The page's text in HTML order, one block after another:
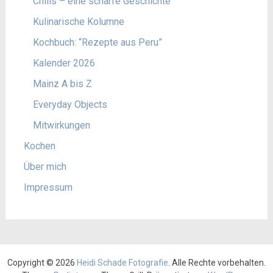
Kulinarische Kolumne
Kochbuch: “Rezepte aus Peru”
Kalender 2026
Mainz A bis Z
Everyday Objects
Mitwirkungen
Kochen
Über mich
Impressum
Copyright © 2026 Heidi Schade Fotografie . Alle Rechte vorbehalten.